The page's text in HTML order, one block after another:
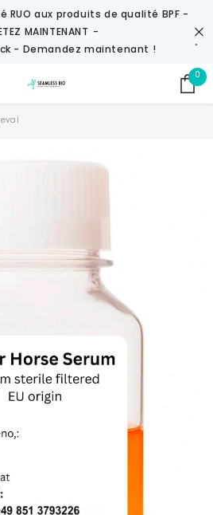
RUO aux produits de qualité BPF -
MAINTENANT -
- Demandez maintenant !
0 0